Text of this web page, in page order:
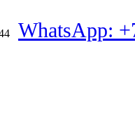
WhatsApp: